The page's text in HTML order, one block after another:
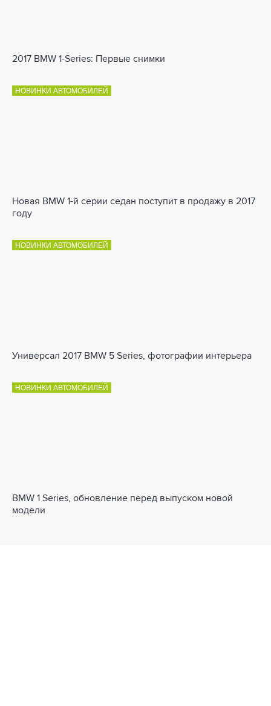
2017 BMW 1-Series: Первые снимки
НОВИНКИ АВТОМОБИЛЕЙ
Новая BMW 1-й серии седан поступит в продажу в 2017
году
НОВИНКИ АВТОМОБИЛЕЙ
Универсал 2017 BMW 5 Series, фотографии интерьера
НОВИНКИ АВТОМОБИЛЕЙ
BMW 1 Series, обновление перед выпуском новой
модели